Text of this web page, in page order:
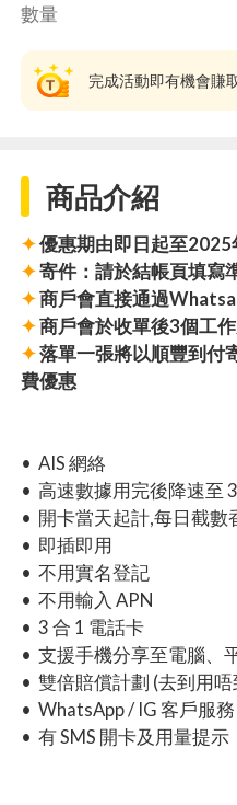
數量
完成活動即有機會賺
商品介紹
✦優惠期由即日起至2025
✦寄件：請於結帳頁填寫
✦商戶會直接通過
✦商戶會於收單後3個工
✦落單一張將以順豐到付
費優惠
• AIS 網絡
• 高速數據用完後降速至
• 開卡當天起計,每日截數
• 即插即用
• 不用實名登記
• 不用輸入 APN
• 3 合 1 電話卡
• 支援手機分享至電腦、
• 雙倍賠償計劃 (去到用
• WhatsApp / IG 客戶服務
• 有 SMS 開卡及用量提示